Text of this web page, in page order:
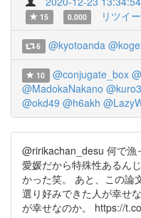
15
0.000 リツイ
6 @kyotoanda
10 @conjugate_box
@MadokaNakano
@okd49 @h6akh
@ririkachan_desu 何で漁
愛媛だから特殊性あるん
かった笑。 あと、この論
選り好みできた人が幸せ
が幸せなのか。 https://